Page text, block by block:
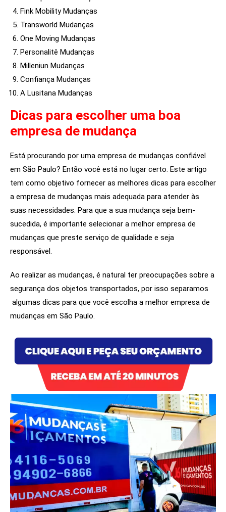
Fink Mobility Mudanças
Transworld Mudanças
One Moving Mudanças
Personalitê Mudanças
Milleniun Mudanças
Confiança Mudanças
A Lusitana Mudanças
Dicas para escolher uma boa
empresa de mudança
Está procurando por uma empresa de mudanças confiável
em São Paulo? Então você está no lugar certo. Este artigo
tem como objetivo fornecer as melhores dicas para escolher
a empresa de mudanças mais adequada para atender às
suas necessidades. Para que a sua mudança seja bem-
sucedida, é importante selecionar a melhor empresa de
mudanças que preste serviço de qualidade e seja
responsável.
Ao realizar as mudanças, é natural ter preocupações sobre a
segurança dos objetos transportados, por isso separamos
algumas dicas para que você escolha a melhor empresa de
mudanças em São Paulo.